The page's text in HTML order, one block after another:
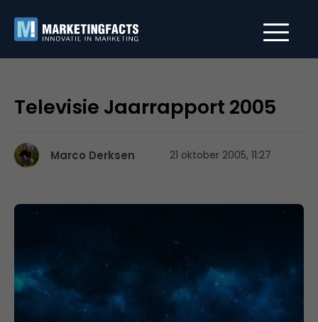
Televisie Jaarrapport 2005
Marco Derksen 21 oktober 2005, 11:27